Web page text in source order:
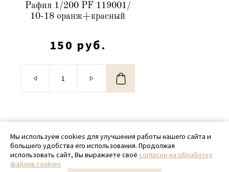
Рафия 1/200 PF 119001/
10-18 оранж+красный
150 руб.
© 2020 - 2026 SamPack
+ 7 (918) 699-97-87
zakaz@sampack.store
Мы используем cookies для улучшения работы нашего сайта и
большего удобства его использования. Продолжая
использовать сайт, Вы выражаете своё согласие на обработку
файлов cookies